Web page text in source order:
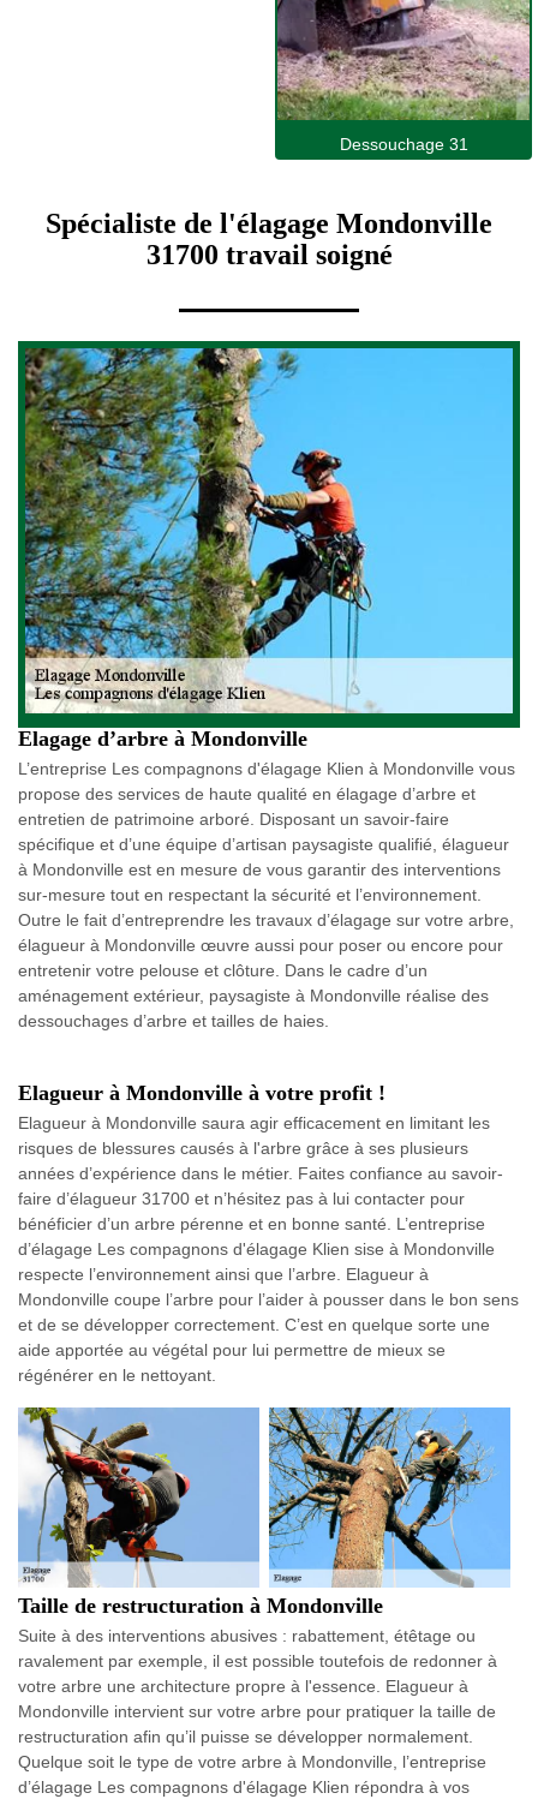
Dessouchage 31
Spécialiste de l'élagage Mondonville
31700 travail soigné
Elagage d’arbre à Mondonville
L’entreprise Les compagnons d'élagage Klien à Mondonville vous
propose des services de haute qualité en élagage d’arbre et
entretien de patrimoine arboré. Disposant un savoir-faire
spécifique et d’une équipe d’artisan paysagiste qualifié, élagueur
à Mondonville est en mesure de vous garantir des interventions
sur-mesure tout en respectant la sécurité et l’environnement.
Outre le fait d’entreprendre les travaux d’élagage sur votre arbre,
élagueur à Mondonville œuvre aussi pour poser ou encore pour
entretenir votre pelouse et clôture. Dans le cadre d’un
aménagement extérieur, paysagiste à Mondonville réalise des
dessouchages d’arbre et tailles de haies.
Elagueur à Mondonville à votre profit !
Elagueur à Mondonville saura agir efficacement en limitant les
risques de blessures causés à l'arbre grâce à ses plusieurs
années d’expérience dans le métier. Faites confiance au savoir-
faire d’élagueur 31700 et n’hésitez pas à lui contacter pour
bénéficier d’un arbre pérenne et en bonne santé. L’entreprise
d’élagage Les compagnons d'élagage Klien sise à Mondonville
respecte l’environnement ainsi que l’arbre. Elagueur à
Mondonville coupe l’arbre pour l’aider à pousser dans le bon sens
et de se développer correctement. C’est en quelque sorte une
aide apportée au végétal pour lui permettre de mieux se
régénérer en le nettoyant.
Taille de restructuration à Mondonville
Suite à des interventions abusives : rabattement, étêtage ou
ravalement par exemple, il est possible toutefois de redonner à
votre arbre une architecture propre à l'essence. Elagueur à
Mondonville intervient sur votre arbre pour pratiquer la taille de
restructuration afin qu’il puisse se développer normalement.
Quelque soit le type de votre arbre à Mondonville, l’entreprise
d’élagage Les compagnons d'élagage Klien répondra à vos